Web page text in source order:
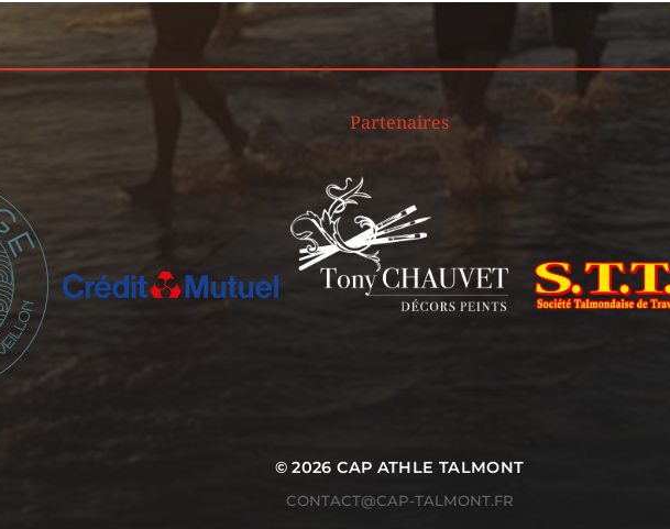
Partenaires
© 2026CAP ATHLE TALMONT
CONTACT@CAP-TALMONT.FR